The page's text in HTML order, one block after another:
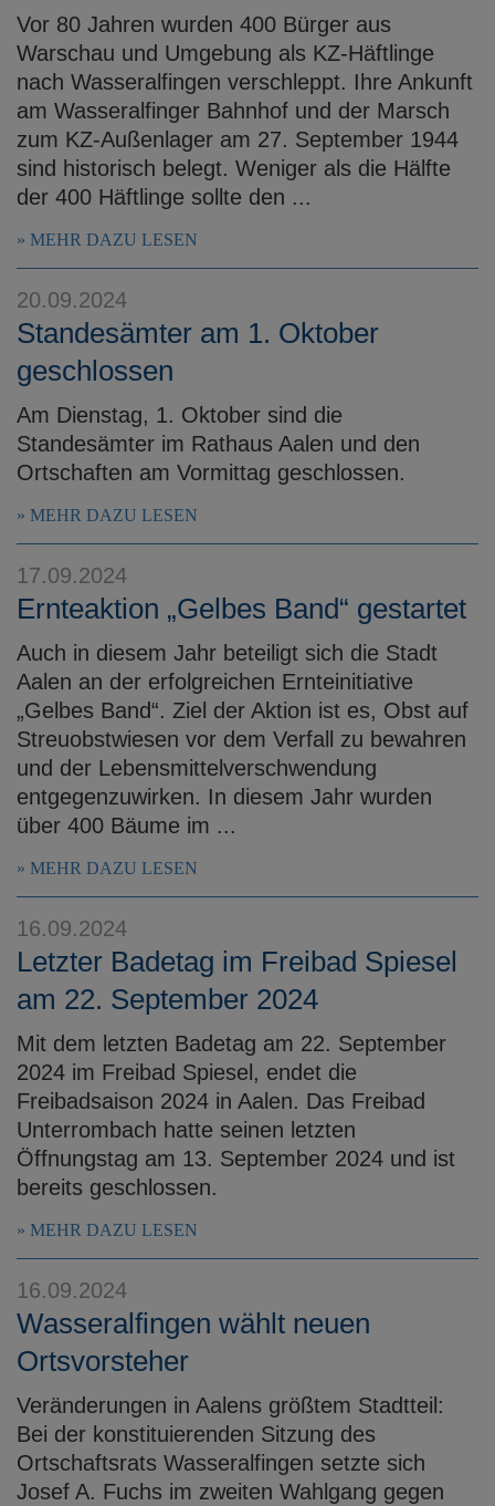
Vor 80 Jahren wurden 400 Bürger aus
Warschau und Umgebung als KZ-Häftlinge
nach Wasseralfingen verschleppt. Ihre Ankunft
am Wasseralfinger Bahnhof und der Marsch
zum KZ-Außenlager am 27. September 1944
sind historisch belegt. Weniger als die Hälfte
der 400 Häftlinge sollte den ...
MEHR DAZU LESEN
20.09.2024
Standesämter am 1. Oktober
geschlossen
Am Dienstag, 1. Oktober sind die
Standesämter im Rathaus Aalen und den
Ortschaften am Vormittag geschlossen.
MEHR DAZU LESEN
17.09.2024
Ernteaktion „Gelbes Band“ gestartet
Auch in diesem Jahr beteiligt sich die Stadt
Aalen an der erfolgreichen Ernteinitiative
„Gelbes Band“. Ziel der Aktion ist es, Obst auf
Streuobstwiesen vor dem Verfall zu bewahren
und der Lebensmittelverschwendung
entgegenzuwirken. In diesem Jahr wurden
über 400 Bäume im ...
MEHR DAZU LESEN
16.09.2024
Letzter Badetag im Freibad Spiesel
am 22. September 2024
Mit dem letzten Badetag am 22. September
2024 im Freibad Spiesel, endet die
Freibadsaison 2024 in Aalen. Das Freibad
Unterrombach hatte seinen letzten
Öffnungstag am 13. September 2024 und ist
bereits geschlossen.
MEHR DAZU LESEN
16.09.2024
Wasseralfingen wählt neuen
Ortsvorsteher
Veränderungen in Aalens größtem Stadtteil:
Bei der konstituierenden Sitzung des
Ortschaftsrats Wasseralfingen setzte sich
Josef A. Fuchs im zweiten Wahlgang gegen